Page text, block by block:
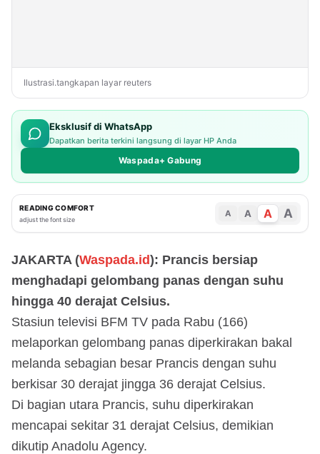
Ilustrasi.tangkapan layar reuters
Eksklusif di WhatsApp
Dapatkan berita terkini langsung di layar HP Anda
Waspada+ Gabung
READING COMFORT
adjust the font size
A A A A
JAKARTA (Waspada.id): Prancis bersiap
menghadapi gelombang panas dengan suhu
hingga 40 derajat Celsius.
Stasiun televisi BFM TV pada Rabu (166)
melaporkan gelombang panas diperkirakan bakal
melanda sebagian besar Prancis dengan suhu
berkisar 30 derajat jingga 36 derajat Celsius.
Di bagian utara Prancis, suhu diperkirakan
mencapai sekitar 31 derajat Celsius, demikian
dikutip Anadolu Agency.